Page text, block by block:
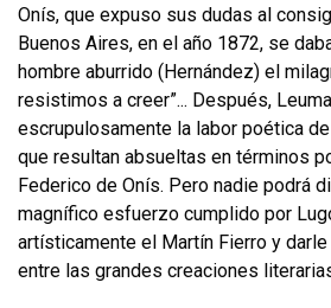
Onís, que expuso sus dudas al
Buenos Aires, en el año 1872, se
hombre abu­rrido (Hernández) el
resistimos a creer”... Después,
escrupulosamente la labor poética
que resultan absueltas en términos
Federico de Onís. Pero nadie podrá
magnífico esfuerzo cumplido por
artísticamente el Martín Fierro y
entre las grandes creaciones